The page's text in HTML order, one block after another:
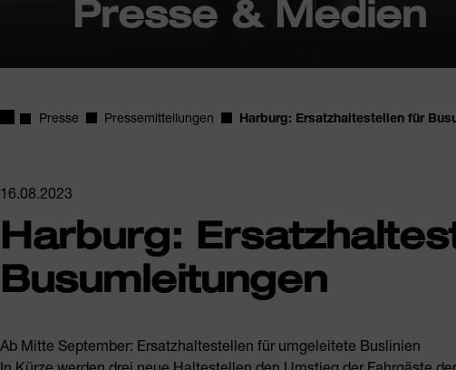
Presse & Medien
Startseite
Presse Pressemitteilungen Harburg: Ersatzhaltestellen für
16.08.2023
Harburg:
Busumleitungen
Ab Mitte September: Ersatzhaltestellen für umgeleitete Buslinien